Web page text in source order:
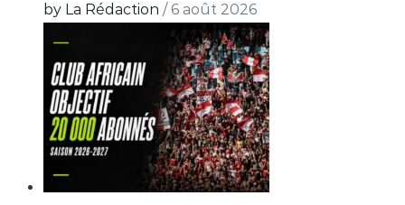
by La Rédaction / 6 août 2026